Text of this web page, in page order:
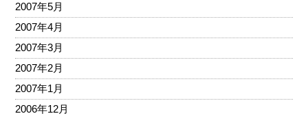
2007年5月
2007年4月
2007年3月
2007年2月
2007年1月
2006年12月